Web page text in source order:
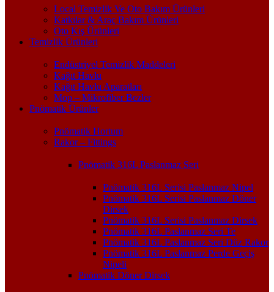
Local Temizlik Ve Oto Bakım Ürünleri
Katkılar & Araç Bakım Ürünleri
Oto Kış Ürünleri
Temizlik Ürünleri
Endüstriyel Temizlik Maddeleri
Kağıt Havlu
Kağıt Havlu Aparatları
Mop – Mikrofiber Bezler
Pnömatik Ürünler
Pnömatik Hortum
Rakor – Fittings
Pnömatik 316L Paslanmaz Seri
Pnömatik 316L Serisi Paslanmaz Nipel
Pnömatik 316L Serisi Paslanmaz Döner
Dirsek
Pnömatik 316L Serisi Paslanmaz Dirsek
Pnömatik 316L Paslanmaz Seri Te
Pnömatik 316L Paslanmaz Seri Düz Rakor
Pnömatik 316L Paslanmaz Perde Geçiş
Nipeli
Pnömatik Döner Dirsek